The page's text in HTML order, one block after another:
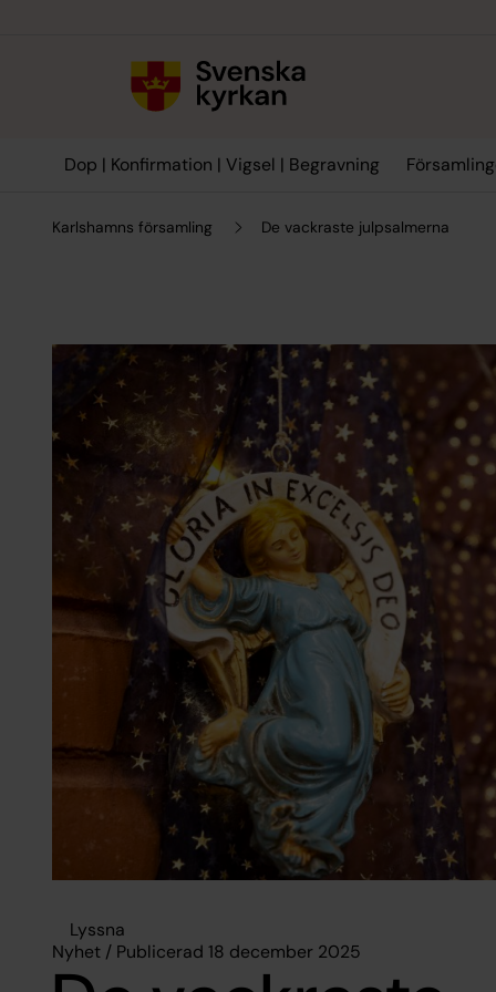
Dop | Konfirmation | Vigsel | Begravning
Karlshamns församling De vackraste julpsalmerna
Lyssna
Nyhet / Publicerad 18 december 2025